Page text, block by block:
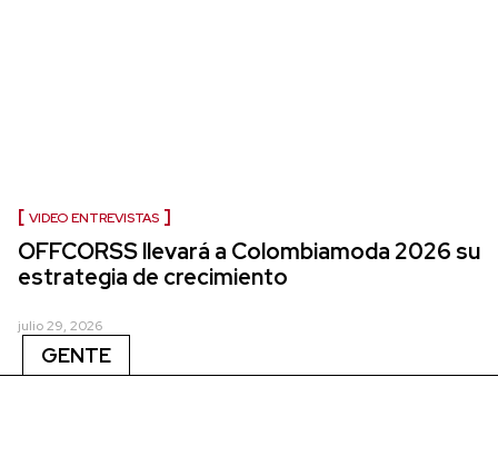
VIDEO ENTREVISTAS
OFFCORSS llevará a Colombiamoda 2026 su
estrategia de crecimiento
julio 29, 2026
GENTE